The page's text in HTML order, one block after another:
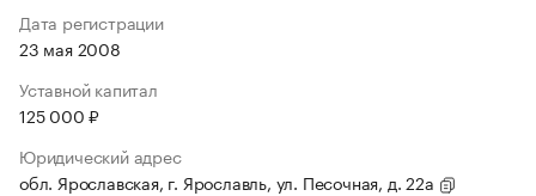
Дата регистрации
23 мая 2008
Уставной капитал
125 000 ₽
Юридический адрес
обл. Ярославская, г. Ярославль, ул. Песочная, д. 22а